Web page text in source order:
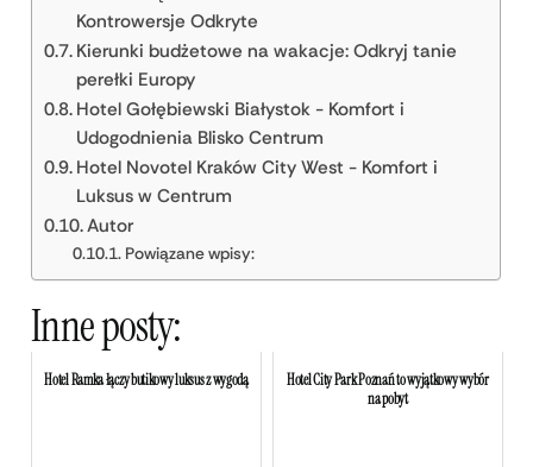
Kontrowersje Odkryte
Kierunki budżetowe na wakacje: Odkryj tanie
perełki Europy
Hotel Gołębiewski Białystok - Komfort i
Udogodnienia Blisko Centrum
Hotel Novotel Kraków City West - Komfort i
Luksus w Centrum
Autor
Powiązane wpisy:
Inne posty:
Hotel Ramka łączy butikowy luksus z wygodą
Hotel City Park Poznań to wyjątkowy wybór
na pobyt